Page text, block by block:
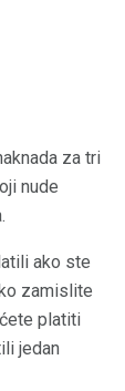
za tri
nude
ako ste
zamislite
platiti
jedan